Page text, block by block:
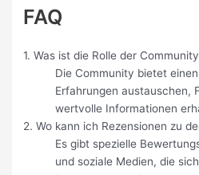
FAQ
1. Was ist die Rolle der
Die Community bietet
Erfahrungen austauschen,
wertvolle Informationen
2. Wo kann ich Rezensionen zu
Es gibt spezielle
und soziale Medien, die